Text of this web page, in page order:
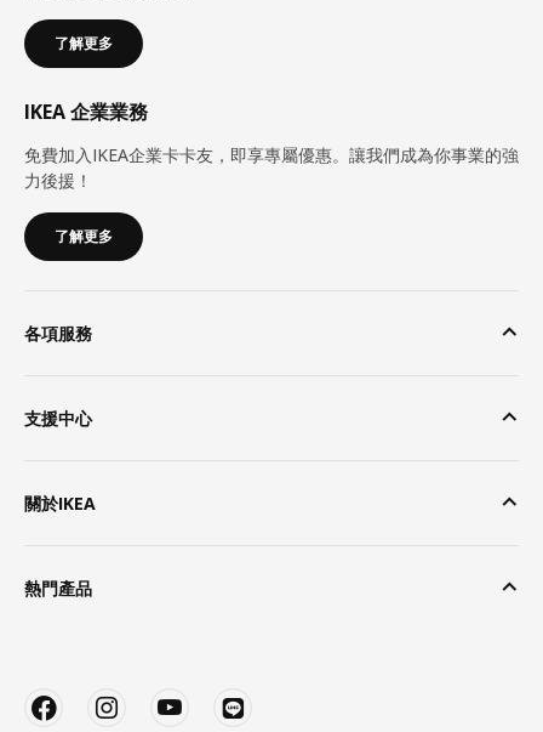
了解更多
IKEA 企業業務
免費加入IKEA企業卡卡友，即享專屬優惠。讓我們成為你事業的強
力後援！
了解更多
各項服務
支援中心
關於IKEA
熱門產品